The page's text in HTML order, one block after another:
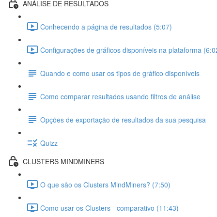
ANÁLISE DE RESULTADOS
Conhecendo a página de resultados (5:07)
Configurações de gráficos disponíveis na plataforma
Quando e como usar os tipos de gráfico disponíveis
Como comparar resultados usando filtros de análise
Opções de exportação de resultados da sua pesquisa
Quizz
CLUSTERS MINDMINERS
O que são os Clusters MindMiners? (7:50)
Como usar os Clusters - comparativo (11:43)